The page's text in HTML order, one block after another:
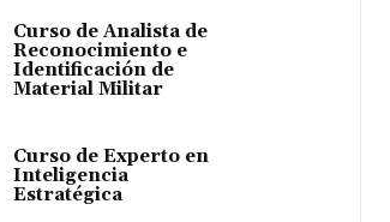
Curso de Analista de
Reconocimiento e
Identificación de
Material Militar
Curso de Experto en
Inteligencia
Estratégica